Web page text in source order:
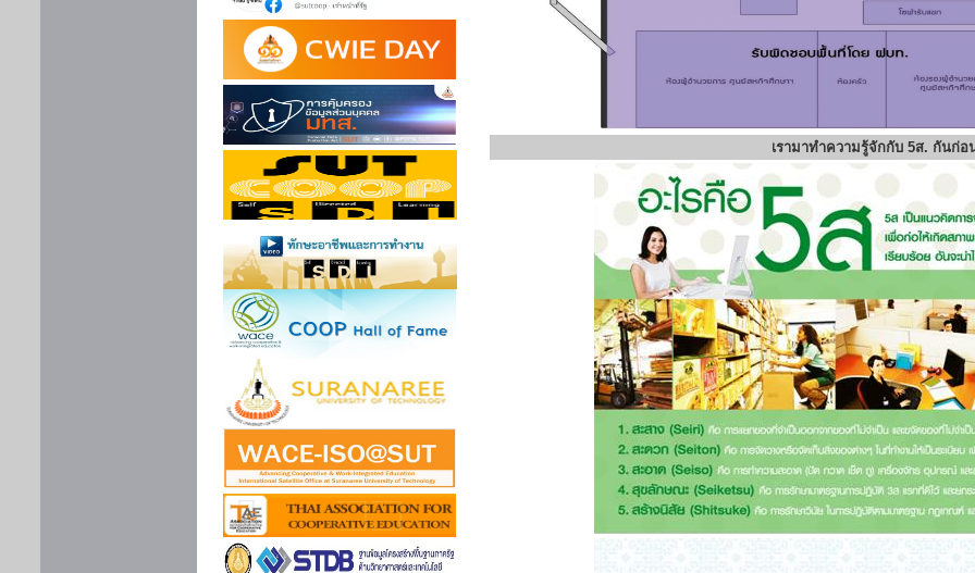
เรามาทำความรู้จักกับ 5ส. กันก่อ